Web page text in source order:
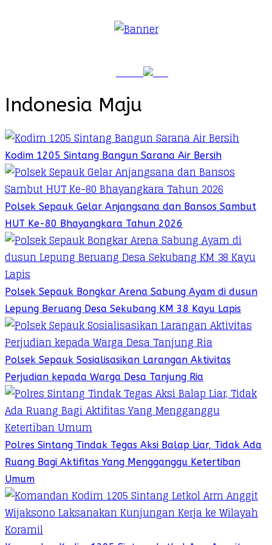
Indonesia Maju
Kodim 1205 Sintang Bangun Sarana Air Bersih
Polsek Sepauk Gelar Anjangsana dan Bansos Sambut
HUT Ke-80 Bhayangkara Tahun 2026
Polsek Sepauk Bongkar Arena Sabung Ayam di dusun
Lepung Beruang Desa Sekubang KM 38 Kayu Lapis
Polsek Sepauk Sosialisasikan Larangan Aktivitas
Perjudian kepada Warga Desa Tanjung Ria
Polres Sintang Tindak Tegas Aksi Balap Liar, Tidak Ada
Ruang Bagi Aktifitas Yang Mengganggu Ketertiban
Umum